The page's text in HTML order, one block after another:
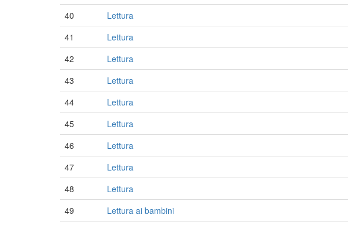
40
Lettura
41
Lettura
42
Lettura
43
Lettura
44
Lettura
45
Lettura
46
Lettura
47
Lettura
48
Lettura
49
Lettura ai bambini